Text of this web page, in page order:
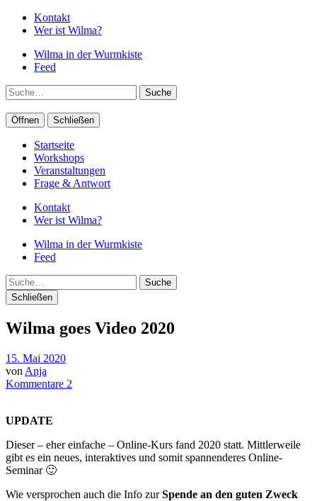
Kontakt
Wer ist Wilma?
Wilma in der Wurmkiste
Feed
Suche
Öffnen Schließen
Startseite
Workshops
Veranstaltungen
Frage & Antwort
Kontakt
Wer ist Wilma?
Wilma in der Wurmkiste
Feed
Suche
Schließen
Wilma goes Video 2020
15. Mai 2020
von Anja
Kommentare 2
UPDATE
Dieser – eher einfache – Online-Kurs fand 2020 statt. Mittlerweile
gibt es ein neues, interaktives und somit spannenderes Online-
Seminar 🙂
Wie versprochen auch die Info zurSpende an den guten Zweck